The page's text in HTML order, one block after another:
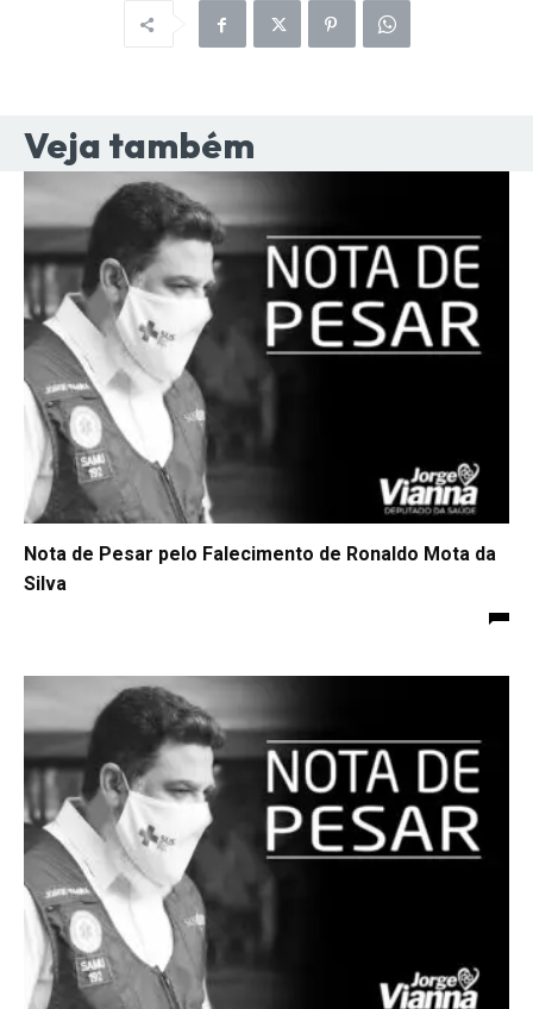
Veja também
Nota de Pesar pelo Falecimento de Ronaldo Mota da
Silva